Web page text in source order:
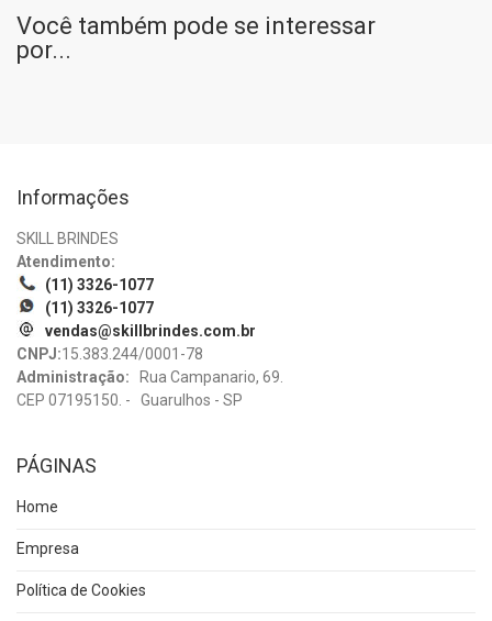
Você também pode se interessar
por...
Informações
SKILL BRINDES
Atendimento:
(11) 3326-1077
(11) 3326-1077
vendas@skillbrindes.com.br
CNPJ:15.383.244/0001-78
Administração: Rua Campanario, 69.
CEP 07195150. - Guarulhos - SP
PÁGINAS
Home
Empresa
Política de Cookies